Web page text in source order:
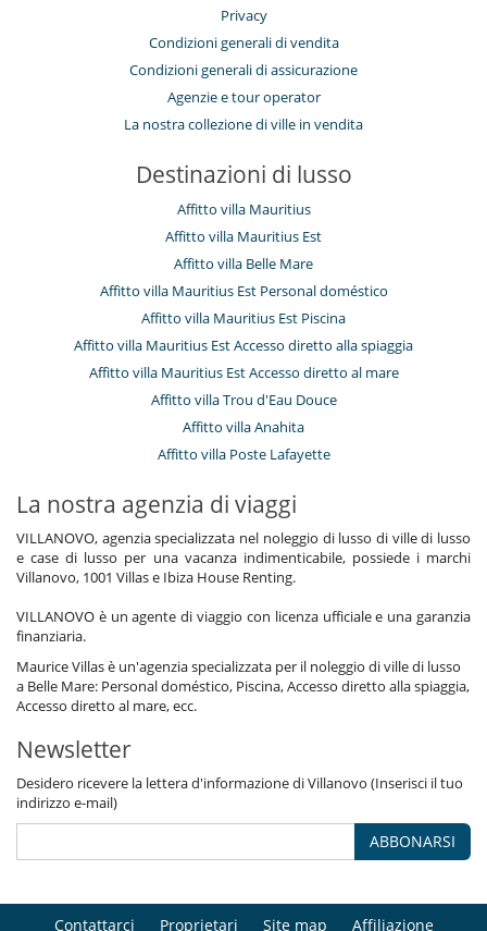
Privacy
Condizioni generali di vendita
Condizioni generali di assicurazione
Agenzie e tour operator
La nostra collezione di ville in vendita
Destinazioni di lusso
Affitto villa Mauritius
Affitto villa Mauritius Est
Affitto villa Belle Mare
Affitto villa Mauritius Est Personal doméstico
Affitto villa Mauritius Est Piscina
Affitto villa Mauritius Est Accesso diretto alla spiaggia
Affitto villa Mauritius Est Accesso diretto al mare
Affitto villa Trou d'Eau Douce
Affitto villa Anahita
Affitto villa Poste Lafayette
La nostra agenzia di viaggi
VILLANOVO, agenzia specializzata nel noleggio di lusso di ville di lusso
e case di lusso per una vacanza indimenticabile, possiede i marchi
Villanovo, 1001 Villas e Ibiza House Renting.
VILLANOVO è un agente di viaggio con licenza ufficiale e una garanzia
finanziaria.
Maurice Villas è un'agenzia specializzata per il noleggio di ville di lusso
a Belle Mare: Personal doméstico, Piscina, Accesso diretto alla spiaggia,
Accesso diretto al mare, ecc.
Newsletter
Desidero ricevere la lettera d'informazione di Villanovo (Inserisci il tuo
indirizzo e-mail)
ABBONARSI
Contattarci Proprietari Site map Affiliazione